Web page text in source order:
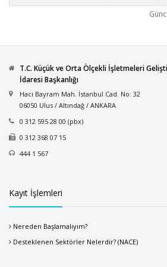
T.C. Küçük ve Orta Ölçekli İşletmeleri
İdaresi Başkanlığı
Hacı Bayram Mah. İstanbul Cad. No: 32
06050 Ulus / Altındağ / ANKARA
0 312 595 28 00 (pbx)
0 312 368 07 15
444 1 567
Kayıt İşlemleri
Nereden Başlamalıyım?
Desteklenen Sektörler Nelerdir? (NACE)